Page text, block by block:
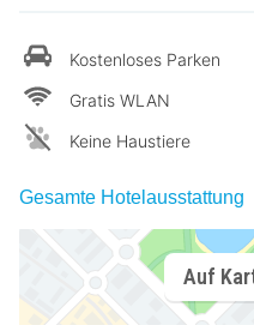
Kostenloses Parken
Gratis WLAN
Keine Haustiere
Gesamte Hotelausstattung
Auf